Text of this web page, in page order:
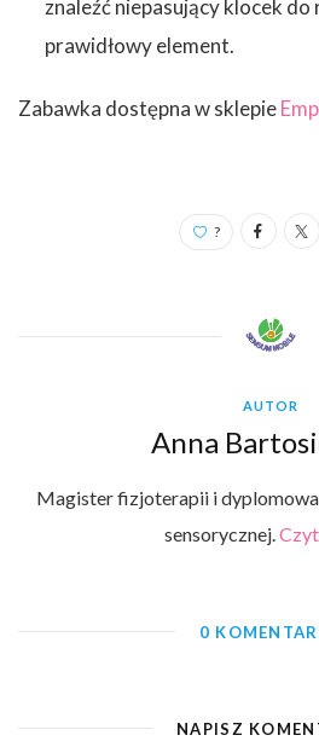
znaleźć niepasujący klocek do
prawidłowy element.
Zabawka dostępna w sklepie
?
AUTOR
Anna
Magister fizjoterapii i
sensorycznej.
0
NAPISZ